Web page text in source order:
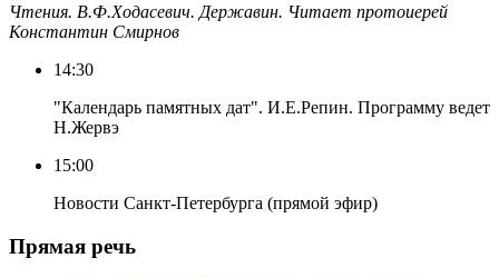
Чтения. В.Ф.Ходасевич. Державин. Читает протоиерей
Константин Смирнов
14:30
"Календарь памятных дат". И.Е.Репин. Программу ведет
Н.Жервэ
15:00
Новости Санкт-Петербурга (прямой эфир)
Прямая речь